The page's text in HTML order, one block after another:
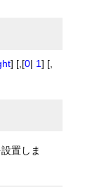
] [,[0| 1] [,
置しま